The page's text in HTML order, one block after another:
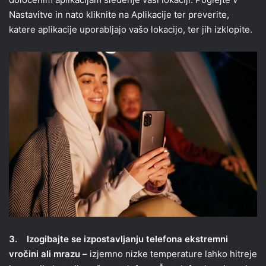
Nastavitve in nato kliknite na Aplikacije ter preverite,
katere aplikacije uporabljajo vašo lokacijo, ter jih izklopite.
3. Izogibajte se izpostavljanju telefona ekstremni
vročini ali mrazu – izjemno nizke temperature lahko hitreje